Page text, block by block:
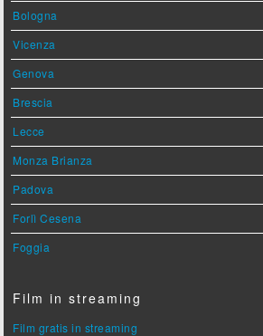
Bologna
Vicenza
Genova
Brescia
Lecce
Monza Brianza
Padova
Forlì Cesena
Foggia
Film in streaming
Film gratis in streaming